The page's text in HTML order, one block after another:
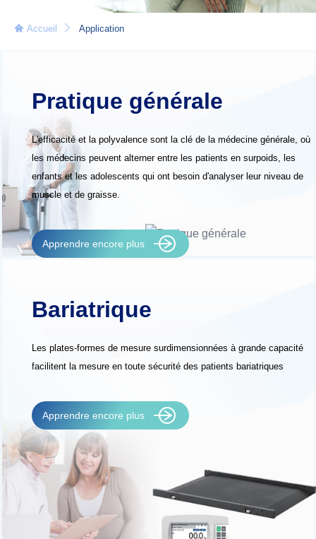
Accueil Application
Pratique générale
L'efficacité et la polyvalence sont la clé de la médecine générale, où
les médecins peuvent alterner entre les patients en surpoids, les
enfants et les adolescents qui ont besoin d'analyser leur niveau de
muscle et de graisse.
Apprendre encore plus
Bariatrique
Les plates-formes de mesure surdimensionnées à grande capacité
facilitent la mesure en toute sécurité des patients bariatriques
Apprendre encore plus